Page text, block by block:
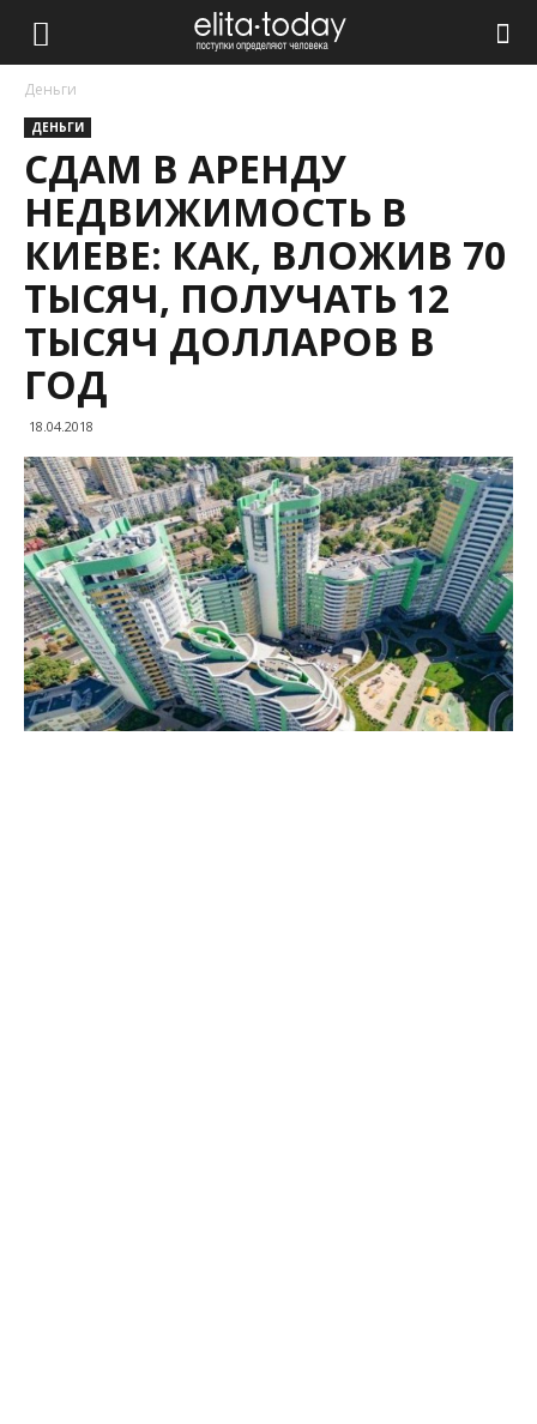
Деньги
ДЕНЬГИ
СДАМ В АРЕНДУ
НЕДВИЖИМОСТЬ В
КИЕВЕ: КАК, ВЛОЖИВ 70
ТЫСЯЧ, ПОЛУЧАТЬ 12
ТЫСЯЧ ДОЛЛАРОВ В
ГОД
18.04.2018